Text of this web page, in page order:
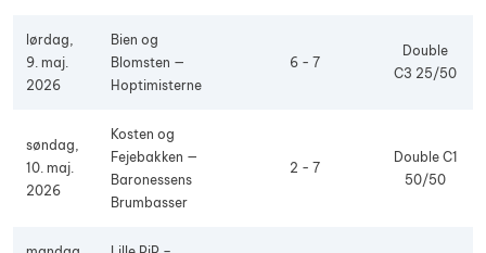
lørdag,
9. maj.
2026
Bien og
Blomsten —
Hoptimisterne
6 - 7
Double
C3 25/50
søndag,
10. maj.
2026
Kosten og
Fejebakken —
Baronessens
Brumbasser
2 - 7
Double C1
50/50